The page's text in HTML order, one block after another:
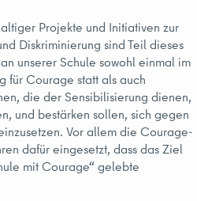
Projekte und Initiativen zur
Diskriminierung sind Teil dieses
unserer Schule sowohl einmal im
für Courage statt als auch
die der Sensibilisierung dienen,
und bestärken sollen, sich gegen
Vor allem die Courage-
dafür eingesetzt, dass das Ziel
mit Courage“ gelebte